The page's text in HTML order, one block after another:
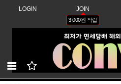
LOGIN JOIN
3,000원 적립